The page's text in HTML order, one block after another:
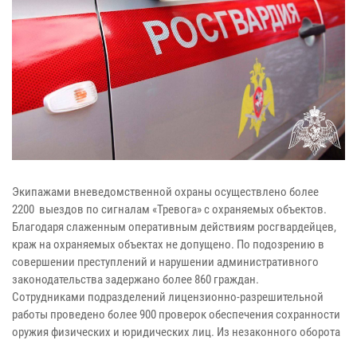
Экипажами вневедомственной охраны осуществлено более
2200 выездов по сигналам «Тревога» с охраняемых объектов.
Благодаря слаженным оперативным действиям росгвардейцев,
краж на охраняемых объектах не допущено. По подозрению в
совершении преступлений и нарушении административного
законодательства задержано более 860 граждан.
Сотрудниками подразделений лицензионно-разрешительной
работы проведено более 900 проверок обеспечения сохранности
оружия физических и юридических лиц. Из незаконного оборота